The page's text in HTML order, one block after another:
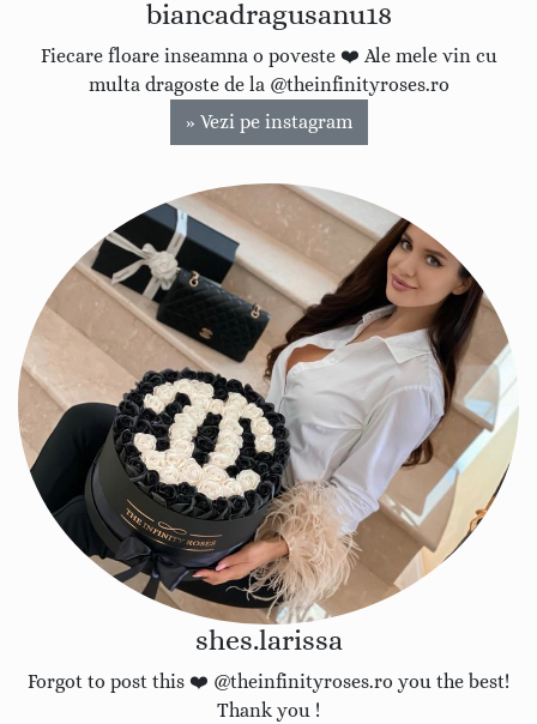
biancadragusanu18
Fiecare floare inseamna o poveste ❤️ Ale mele vin cu
multa dragoste de la @theinfinityroses.ro
» Vezi pe instagram
shes.larissa
Forgot to post this ❤️ @theinfinityroses.ro you the best!
Thank you !